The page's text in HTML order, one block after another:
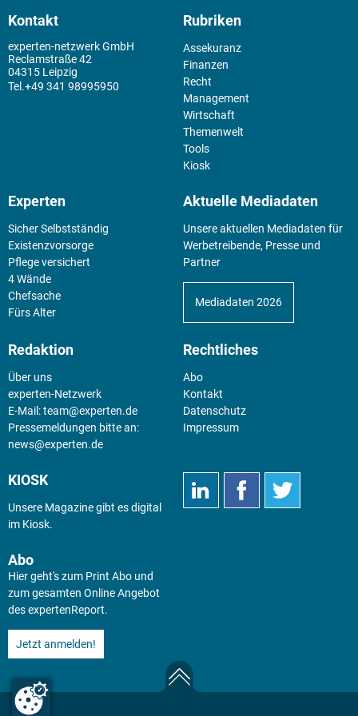
Kontakt
experten-netzwerk GmbH
Reclamstraße 42
04315 Leipzig
+49 341 98995950
Rubriken
Assekuranz
Finanzen
Recht
Management
Wirtschaft
Themenwelt
Tools
Kiosk
Experten
Sicher Selbstständig
Existenz­vorsorge
Pflege versichert
4 Wände
Chefsache
Fürs Alter
Aktuelle Mediadaten
Unsere aktuellen Mediadaten für
Werbetreibende, Presse und
Partner
Mediadaten 2026
Redaktion
Über uns
experten-Netzwerk
E-Mail:team@experten.de
Pressemeldungen bitte an:
news@experten.de
Rechtliches
Abo
Kontakt
Datenschutz
Impressum
KIOSK
Unsere Magazine gibt es digital
im Kiosk.
Abo
Hier geht's zum Print Abo und
zum gesamten Online Angebot
des expertenReport.
Jetzt anmelden!